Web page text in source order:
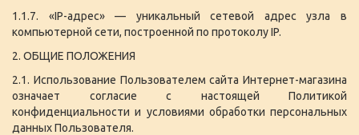
1.1.7. «IP-адрес» — уникальный сетевой адрес узла в
компьютерной сети, построенной по протоколу IP.
2. ОБЩИЕ ПОЛОЖЕНИЯ
2.1. Использование Пользователем сайта Интернет-магазина
означает согласие с настоящей Политикой
конфиденциальности и условиями обработки персональных
данных Пользователя.